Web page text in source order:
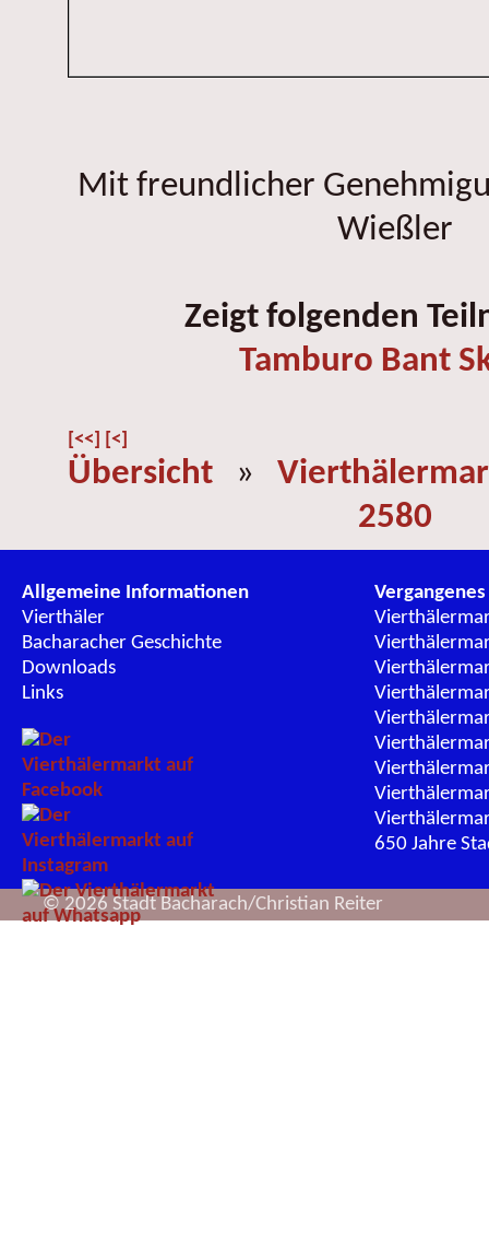
Mit freundlicher
Wießler
Zeigt folgenden
Tamburo Bant
[<<] [<]
Übersicht »
2580
Allgemeine Informationen
Vierthäler
Bacharacher Geschichte
Downloads
Links
Vergangenes
650 Jahre
© 2026 Stadt Bacharach/Christian Reiter